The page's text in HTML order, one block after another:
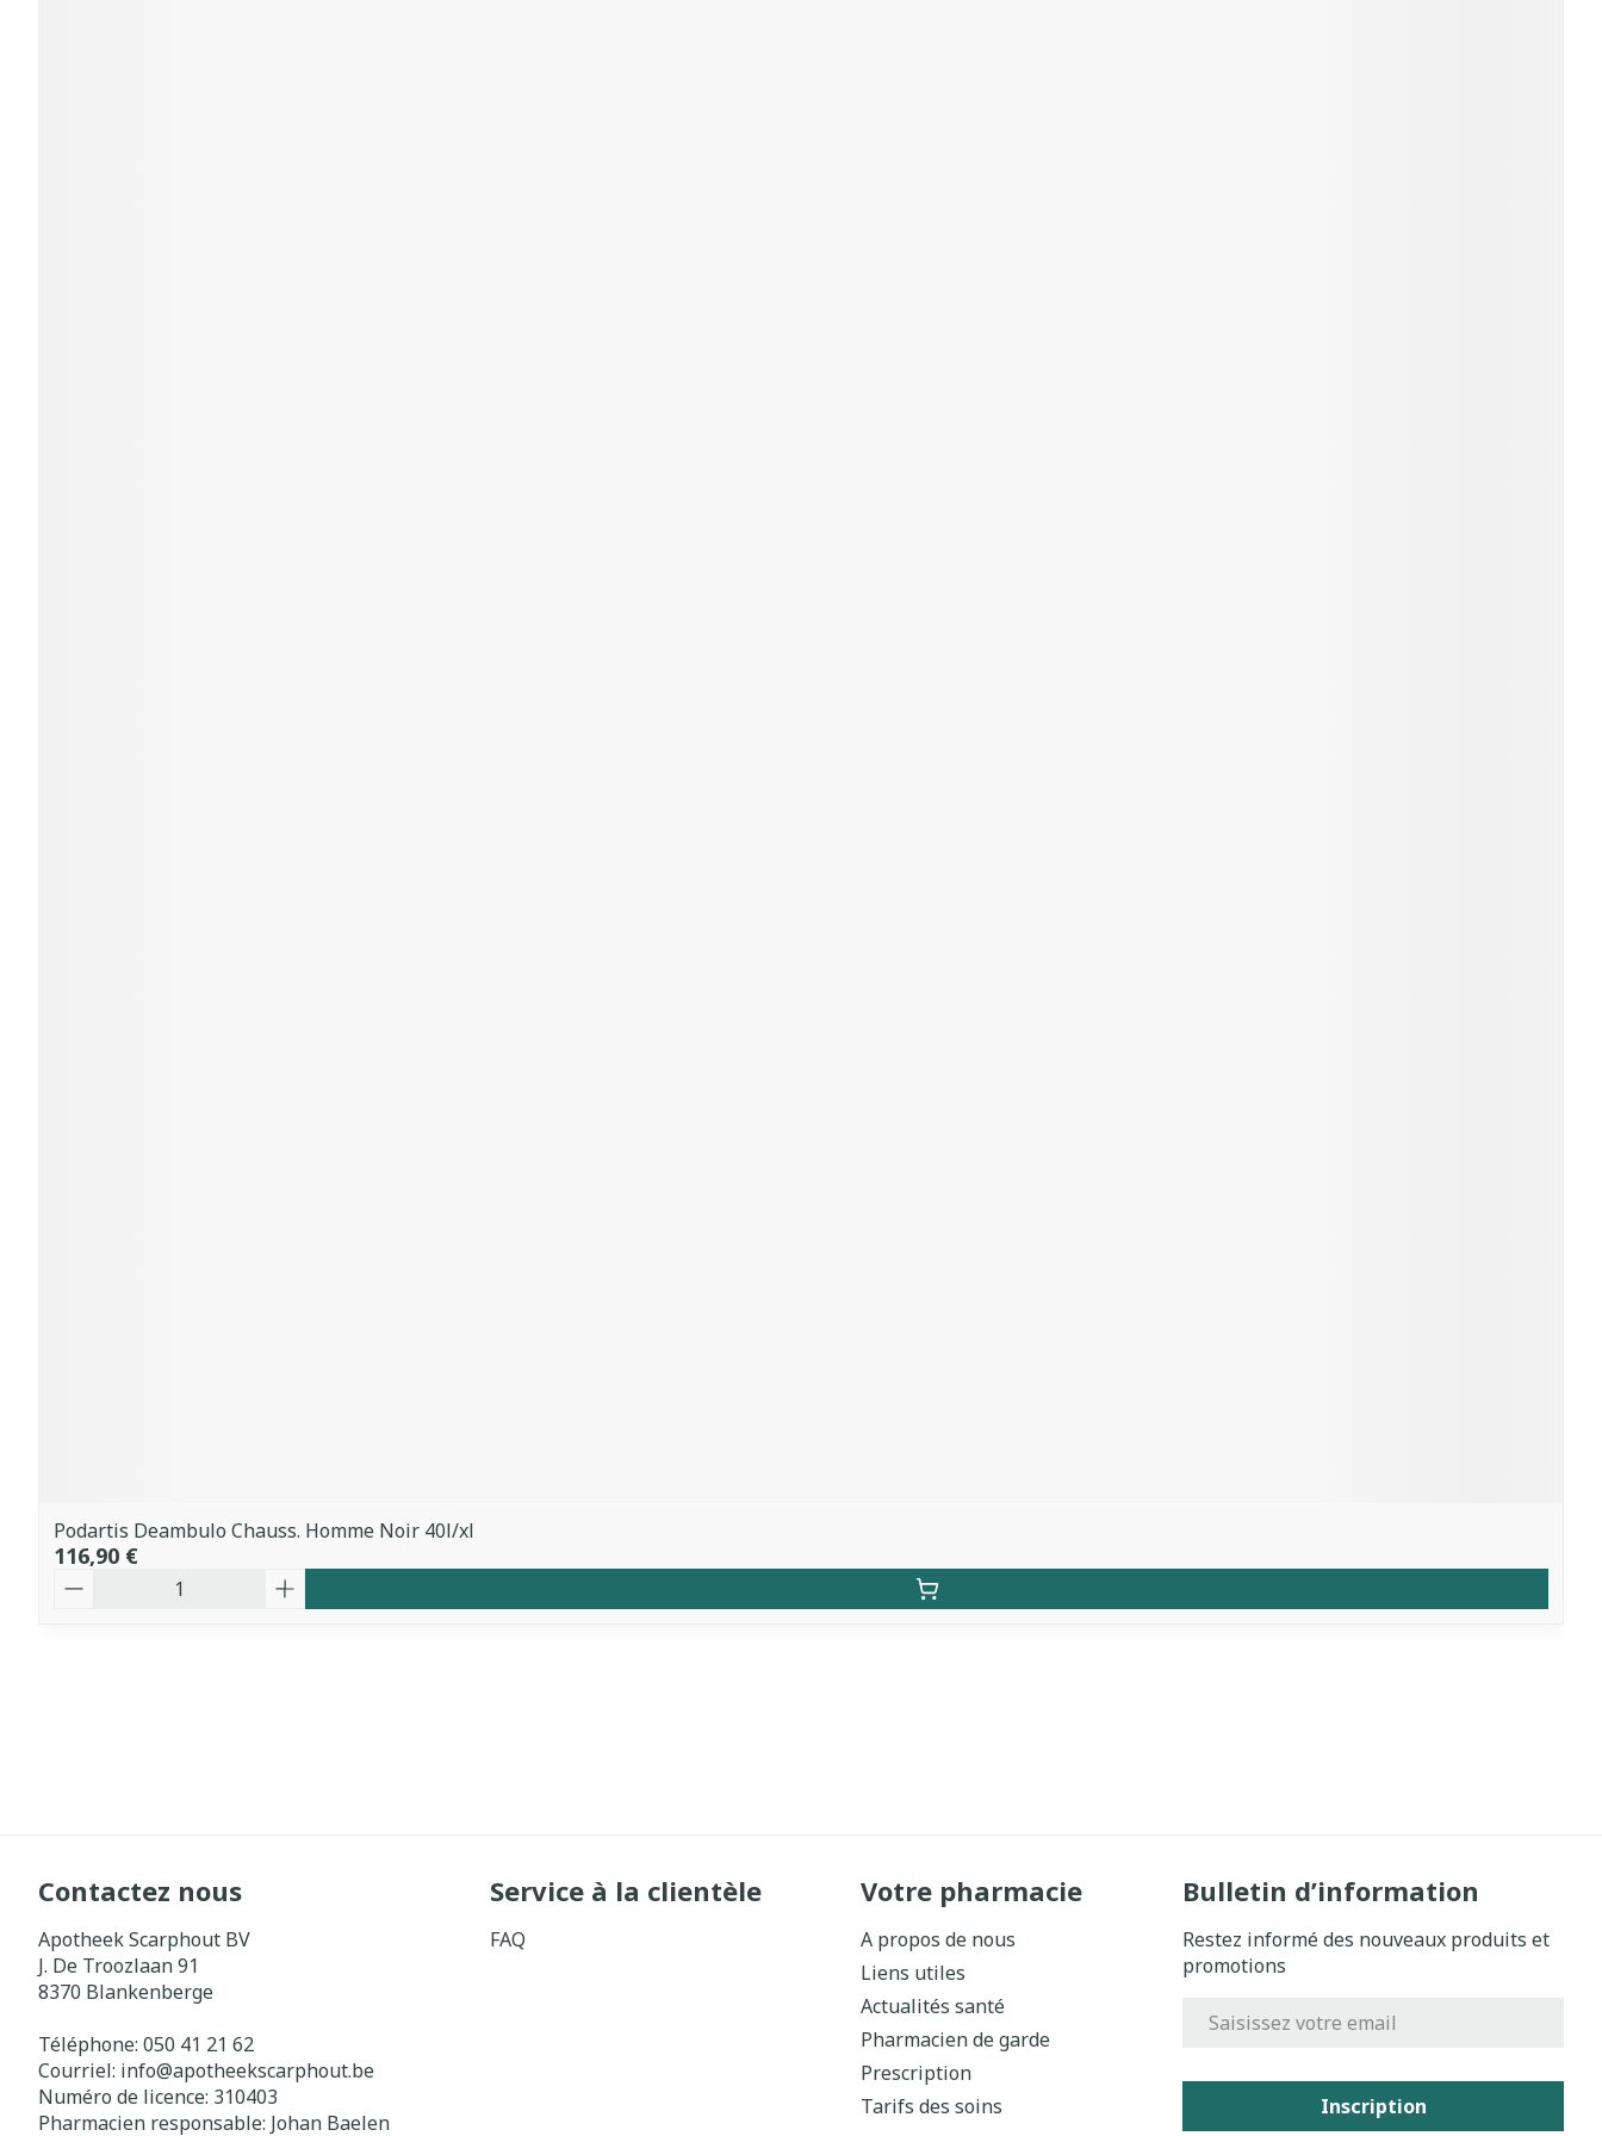
Podartis Deambulo Chauss. Homme Noir 40l/xl
116,90 €
Contactez nous
Apotheek Scarphout BV
J. De Troozlaan 91
8370 Blankenberge
Téléphone: 050 41 21 62
Courriel: info@apotheekscarphout.be
Numéro de licence: 310403
Pharmacien responsable: Johan Baelen
Service à la clientèle
FAQ
Votre pharmacie
A propos de nous
Liens utiles
Actualités santé
Pharmacien de garde
Prescription
Tarifs des soins
Bulletin d’information
Restez informé des nouveaux produits et
promotions
Inscription